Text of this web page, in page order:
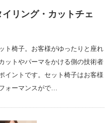
リング・カットチェ
ト椅子。お客様がゆったりと座れ
ットやパーマをかける側の技術者
イントです。セット椅子はお客様
ォーマンスがで…